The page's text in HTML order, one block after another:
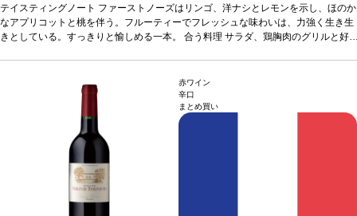
相性葡萄品種リースリング*本ヴィンテージが在庫切れの場合、在庫があり価格が
同様の場合は自動的に次のヴィンテージに変更されます、ご了承ください。
テイスティングノート ファーストノーズはリンゴ、洋ナシとレモンを示し、ほのか
なアプリコットと桃を伴う。フルーティーでフレッシュな味わいは、力強く生き生
きとしている。すっきりと愉しめる一本。 合う料理 サラダ、鶏胸肉のグリルと好
赤ワイン
辛口
まとめ買い